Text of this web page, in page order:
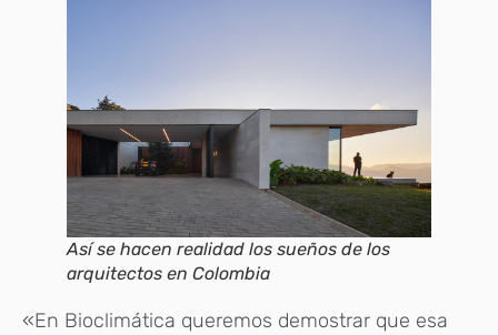
Así se hacen realidad los sueños de los
arquitectos en Colombia
«En Bioclimática queremos demostrar que esa